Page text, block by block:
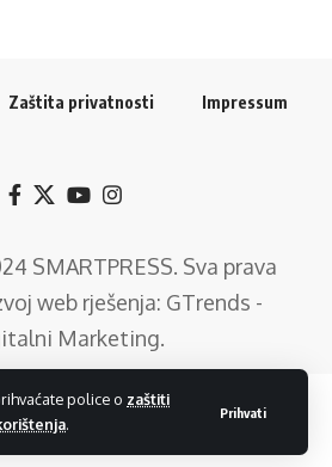
police o zaštiti
.
Prihvati
Zaštita privatnosti Impressum
SMARTPRESS. Sva prava
web rješenja: GTrends -
Marketing.